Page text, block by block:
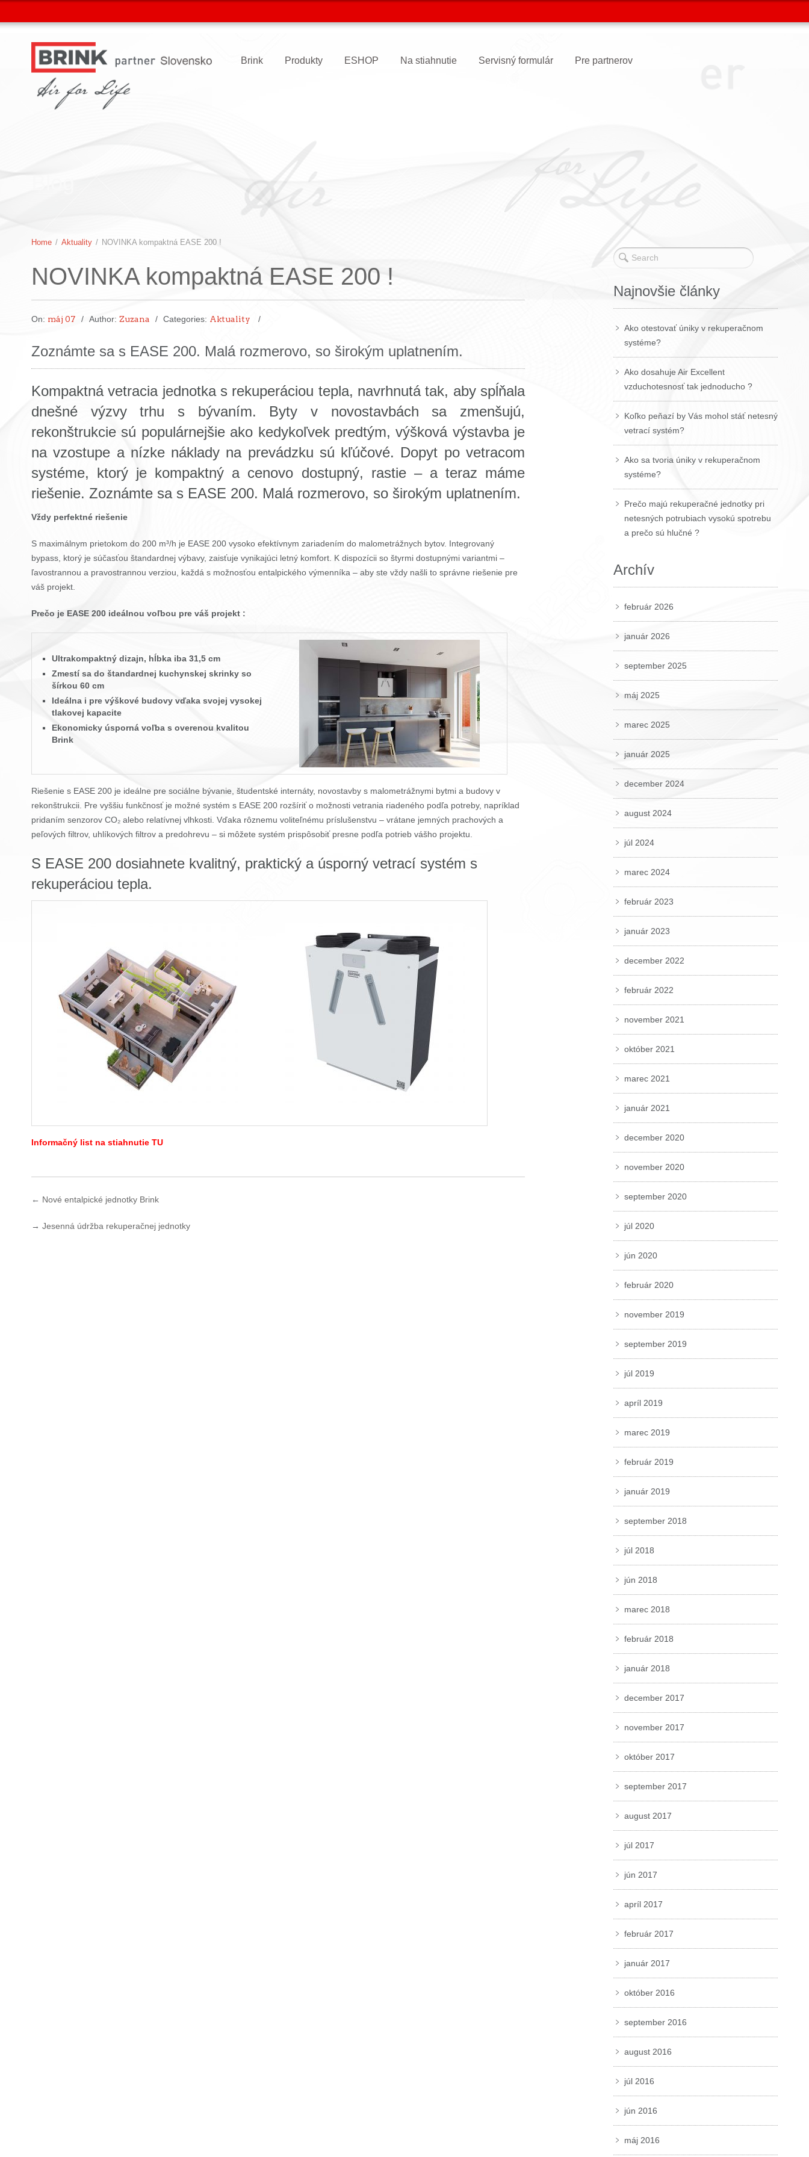
Brink Produkty ESHOP Na stiahnutie Servisný formulár Pre partnerov
Home / Aktuality / NOVINKA kompaktná EASE 200 !
NOVINKA kompaktná EASE 200 !
On: máj 07 Author: Zuzana Categories: Aktuality
Zoznámte sa s EASE 200. Malá rozmerovo, so širokým uplatnením.
Kompaktná vetracia jednotka s rekuperáciou tepla, navrhnutá tak, aby spĺňala
dnešné výzvy trhu s bývaním. Byty v novostavbách sa zmenšujú,
rekonštrukcie sú populárnejšie ako kedykoľvek predtým, výšková výstavba je
na vzostupe a nízke náklady na prevádzku sú kľúčové. Dopyt po vetracom
systéme, ktorý je kompaktný a cenovo dostupný, rastie – a teraz máme
riešenie. Zoznámte sa s EASE 200. Malá rozmerovo, so širokým uplatnením.
Vždy perfektné riešenie
S maximálnym prietokom do 200 m³/h je EASE 200 vysoko efektívnym zariadením do malometrážnych bytov. Integrovaný
bypass, ktorý je súčasťou štandardnej výbavy, zaisťuje vynikajúci letný komfort. K dispozícii so štyrmi dostupnými variantmi –
ľavostrannou a pravostrannou verziou, každá s možnosťou entalpického výmenníka – aby ste vždy našli to správne riešenie pre
váš projekt.
Prečo je EASE 200 ideálnou voľbou pre váš projekt :
Ultrakompaktný dizajn, hĺbka iba 31,5 cm
Zmestí sa do štandardnej kuchynskej skrinky so
šírkou 60 cm
Ideálna i pre výškové budovy vďaka svojej vysokej
tlakovej kapacite
Ekonomicky úsporná voľba s overenou kvalitou
Brink
Riešenie s EASE 200 je ideálne pre sociálne bývanie, študentské internáty, novostavby s malometrážnymi bytmi a budovy v
rekonštrukcii. Pre vyššiu funkčnosť je možné systém s EASE 200 rozšíriť o možnosti vetrania riadeného podľa potreby, napríklad
pridaním senzorov CO₂ alebo relatívnej vlhkosti. Vďaka rôznemu voliteľnému príslušenstvu – vrátane jemných prachových a
peľových filtrov, uhlíkových filtrov a predohrevu – si môžete systém prispôsobiť presne podľa potrieb vášho projektu.
S EASE 200 dosiahnete kvalitný, praktický a úsporný vetrací systém s
rekuperáciou tepla.
Informačný list na stiahnutie TU
← Nové entalpické jednotky Brink
→ Jesenná údržba rekuperačnej jednotky
Najnovšie články
Ako otestovať úniky v rekuperačnom
systéme?
Ako dosahuje Air Excellent
vzduchotesnosť tak jednoducho ?
Koľko peňazí by Vás mohol stáť netesný
vetrací systém?
Ako sa tvoria úniky v rekuperačnom
systéme?
Prečo majú rekuperačné jednotky pri
netesných potrubiach vysokú spotrebu
a prečo sú hlučné ?
Archív
február 2026
január 2026
september 2025
máj 2025
marec 2025
január 2025
december 2024
august 2024
júl 2024
marec 2024
február 2023
január 2023
december 2022
február 2022
november 2021
október 2021
marec 2021
január 2021
december 2020
november 2020
september 2020
júl 2020
jún 2020
február 2020
november 2019
september 2019
júl 2019
apríl 2019
marec 2019
február 2019
január 2019
september 2018
júl 2018
jún 2018
marec 2018
február 2018
január 2018
december 2017
november 2017
október 2017
september 2017
august 2017
júl 2017
jún 2017
apríl 2017
február 2017
január 2017
október 2016
september 2016
august 2016
júl 2016
jún 2016
máj 2016